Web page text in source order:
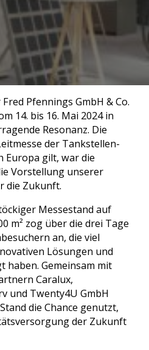
Pfennings GmbH & Co.
14. bis 16. Mai 2024 in
Resonanz. Die
der Tankstellen-
Europa gilt, war die
Vorstellung unserer
die Zukunft.
Messestand auf
m² zog über die drei Tage
an, die viel
Lösungen und
haben. Gemeinsam mit
Caralux,
und Twenty4U GmbH
die Chance genutzt,
der Zukunft